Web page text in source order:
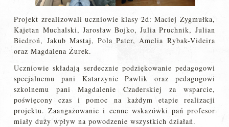
Projekt zrealizowali uczniowie klasy 2d: Maciej Zygmułka,
Kajetan Muchalski, Jarosław Bojko, Julia Pruchnik, Julian
Biedroń, Jakub Mastaj, Pola Pater, Amelia Rybak-Videira
oraz Magdalena Żurek.
Uczniowie składają serdecznie podziękowanie pedagogowi
specjalnemu pani Katarzynie Pawlik oraz pedagogowi
szkolnemu pani Magdalenie Czaderskiej za wsparcie,
poświęcony czas i pomoc na każdym etapie realizacji
projektu. Zaangażowanie i cenne wskazówki pań profesor
miały duży wpływ na powodzenie wszystkich działań.